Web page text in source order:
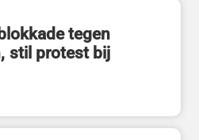
tegen
stil protest bij